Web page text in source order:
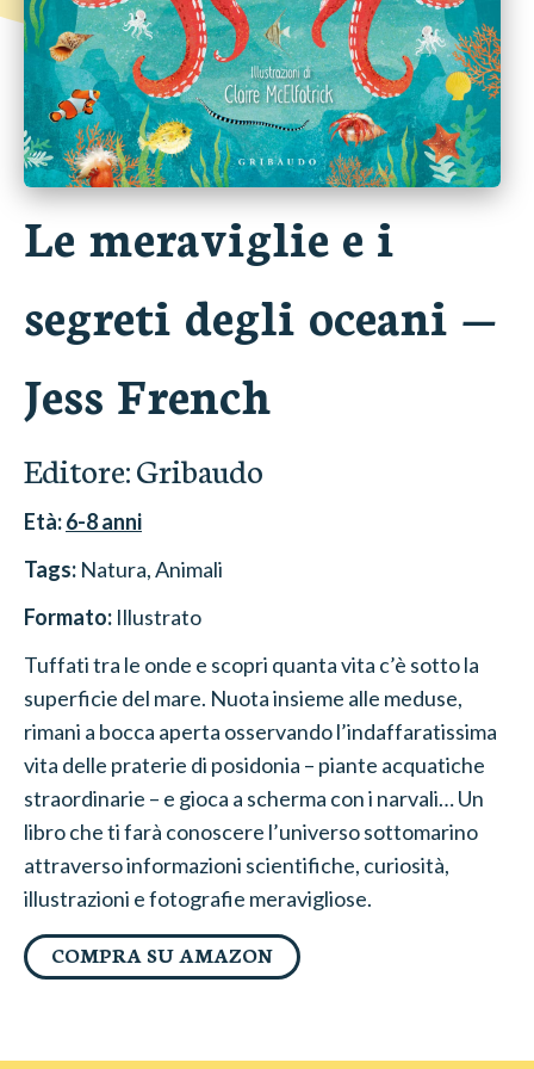
Le meraviglie e i
segreti degli oceani —
Jess French
Editore:Gribaudo
Età:6-8anni
Tags: Natura, Animali
Formato: Illustrato
Tuffati tra le onde e scopri quanta vita c’è sotto la
superficie del mare. Nuota insieme alle meduse,
rimani a bocca aperta osservando l’indaffaratissima
vita delle praterie di posidonia – piante acquatiche
straordinarie – e gioca a scherma con i narvali… Un
libro che ti farà conoscere l’universo sottomarino
attraverso informazioni scientifiche, curiosità,
illustrazioni e fotografie meravigliose.
COMPRA SU AMAZON